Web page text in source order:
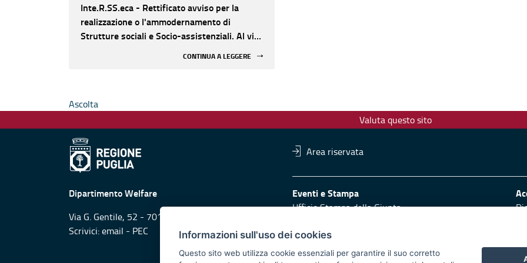
Inte.R.SS.eca - Rettificato avviso per la
realizzazione o l'ammodernamento di
Strutture sociali e Socio-assistenziali. Al via,
CONTINUA A LEGGERE
Ascolta
Valuta questo sito
Area riservata
Dipartimento Welfare
Via G. Gentile, 52 - 70126 Bari
Scrivici:email - PEC
Eventi e Stampa
Ufficio Stampa della Giunta
Logo e identità regionale
Redazione
Informazioni sull'uso dei cookies
Questo sito web utilizza cookie essenziali per garantire il suo corretto